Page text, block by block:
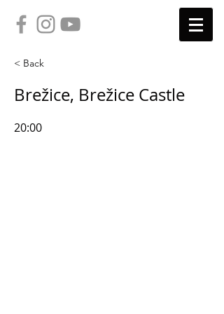
< Back
Brežice, Brežice Castle
20:00